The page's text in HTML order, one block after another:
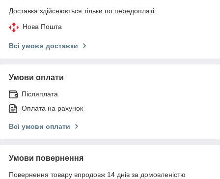
Доставка здійснюється тільки по передоплаті.
Нова Пошта
Всі умови доставки
Умови оплати
Післяплата
Оплата на рахунок
Всі умови оплати
Умови повернення
Повернення товару впродовж 14 днів за домовленістю